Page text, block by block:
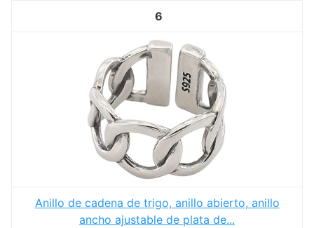
6
Anillo de cadena de trigo, anillo abierto, anillo
ancho ajustable de plata de...